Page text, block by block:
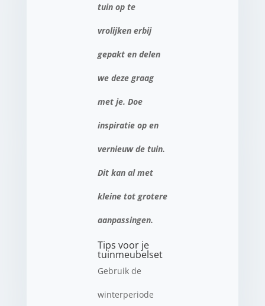
tuin op te
vrolijken erbij
gepakt en delen
we deze graag
met je. Doe
inspiratie op en
vernieuw de tuin.
Dit kan al met
kleine tot grotere
aanpassingen.
Tips voor je
tuinmeubelset
Gebruik de
winterperiode